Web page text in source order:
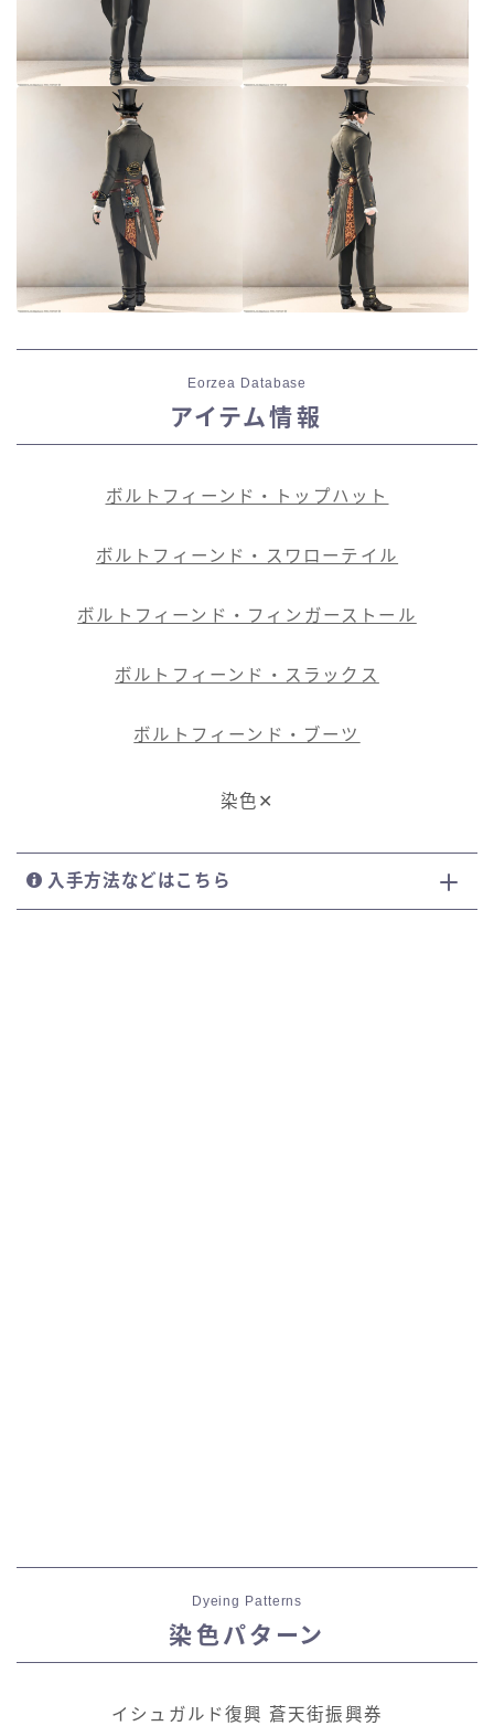
Eorzea Database
アイテム情報
ボルトフィーンド・トップハット
ボルトフィーンド・スワローテイル
ボルトフィーンド・フィンガーストール
ボルトフィーンド・スラックス
ボルトフィーンド・ブーツ
染色✕
入手方法などはこちら
Dyeing Patterns
染色パターン
イシュガルド復興 蒼天街振興券